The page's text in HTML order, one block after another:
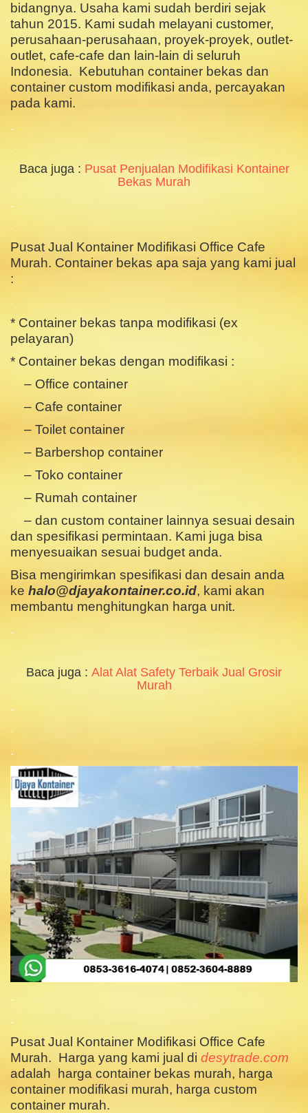
bidangnya. Usaha kami sudah berdiri sejak
tahun 2015. Kami sudah melayani customer,
perusahaan-perusahaan, proyek-proyek, outlet-
outlet, cafe-cafe dan lain-lain di seluruh
Indonesia. Kebutuhan container bekas dan
container custom modifikasi anda, percayakan
pada kami.
.
Baca juga : Pusat Penjualan Modifikasi Kontainer
Bekas Murah
.
Pusat Jual Kontainer Modifikasi Office Cafe
Murah. Container bekas apa saja yang kami jual
:
* Container bekas tanpa modifikasi (ex
pelayaran)
* Container bekas dengan modifikasi :
– Office container
– Cafe container
– Toilet container
– Barbershop container
– Toko container
– Rumah container
– dan custom container lainnya sesuai desain
dan spesifikasi permintaan. Kami juga bisa
menyesuaikan sesuai budget anda.
Bisa mengirimkan spesifikasi dan desain anda
ke halo@djayakontainer.co.id, kami akan
membantu menghitungkan harga unit.
.
Baca juga : Alat Alat Safety Terbaik Jual Grosir
Murah
.
.
.
.
Pusat Jual Kontainer Modifikasi Office Cafe
Murah. Harga yang kami jual di desytrade.com
adalah harga container bekas murah, harga
container modifikasi murah, harga custom
container murah.